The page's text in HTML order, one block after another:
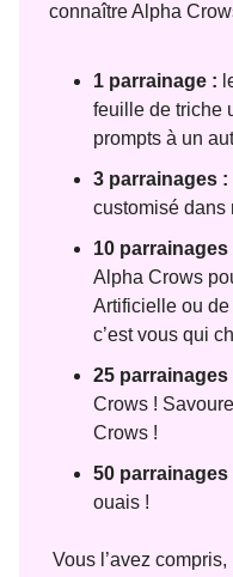
connaître Alpha
1 parrainage :
feuille de triche
prompts à un
3 parrainages :
customisé dans
10 parrainages
Alpha Crows
Artificielle ou
c’est vous qui
25 parrainages
Crows !
Crows !
50 parrainages
ouais !
Vous l’avez